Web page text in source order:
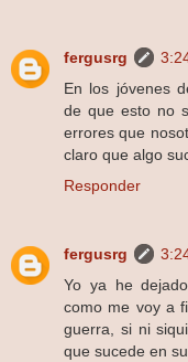
fergusrg
En los jóvenes
de que esto no
errores que
claro que algo
Responder
fergusrg
Yo ya he
como me voy a
guerra, si ni
que sucede en